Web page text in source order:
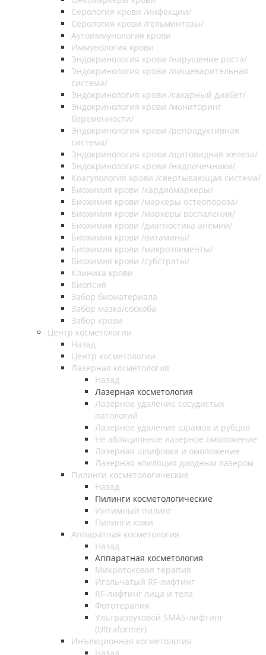
Серология крови /инфекции/
Серология крови /гельминтозы/
Аутоиммунология крови
Иммунология крови
Эндокринология крови /нарушение роста/
Эндокринология крови /пищеварительная
система/
Эндокринология крови /сахарный диабет/
Эндокринология крови /мониторинг
беременности/
Эндокринология крови /репродуктивная
система/
Эндокринология крови /щитовидная железа/
Эндокринология крови /надпочечники/
Коагулология крови /свертывающая система/
Биохимия крови /кардиомаркеры/
Биохимия крови /маркеры остеопороза/
Биохимия крови /маркеры воспаления/
Биохимия крови /диагностика анемии/
Биохимия крови /витамины/
Биохимия крови /микроэлементы/
Биохимия крови /субстраты/
Клиника крови
Биопсия
Забор биоматериала
Забор мазка/соскоба
Забор крови
Центр косметологии
Назад
Центр косметологии
Лазерная косметология
Назад
Лазерная косметология
Лазерное удаление сосудистых
патологий
Лазерное удаление шрамов и рубцов
Не абляционное лазерное омоложение
Лазерная шлифовка и омоложение
Лазерная эпиляция диодным лазером
Пилинги косметологические
Назад
Пилинги косметологические
Интимный пилинг
Пилинги кожи
Аппаратная косметология
Назад
Аппаратная косметология
Микротоковая терапия
Игольчатый RF-лифтинг
RF-лифтинг лица и тела
Фототерапия
Ультразвуковой SMAS-лифтинг
(Ultraformer)
Инъекционная косметология